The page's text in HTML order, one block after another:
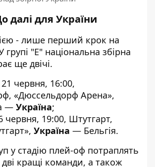
далі для України
- лише перший крок на
групі "Е" національна збірна
ще двічі.
21 червня, 16:00,
«Дюссельдорф Арена»,
— Україна;
червня, 19:00, Штутгарт,
Україна — Бельгія.
у стадію плей-оф потраплять
кращі команди, а також